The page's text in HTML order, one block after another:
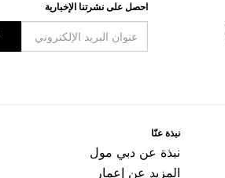
اﺣﺼﻞ ﻋﻠﻰ ﻧﺸﺮﺗﻨﺎ اﻹﺧﺒﺎﺭﻳﺔ
ﻧﺒﺬﺓ ﻋﻨّﺎ
ﻧﺒﺬﺓ ﻋﻦ ﺩﺑﻲ ﻣﻮﻝ
المزيد عن إعمار